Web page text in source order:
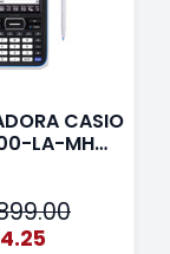
CASIO
LA-MH